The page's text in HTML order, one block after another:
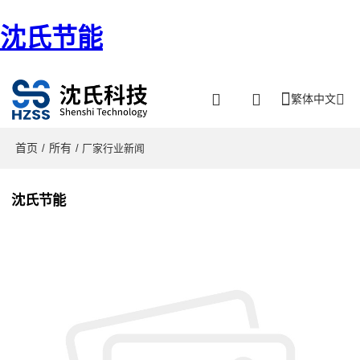
沈氏节能
繁体中文
首页 / 所有 / 厂家行业新闻
沈氏节能